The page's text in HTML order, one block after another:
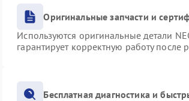
Оригинальные запчасти и
Используются оригинальные детали
гарантирует корректную работу после
Бесплатная диагностика и